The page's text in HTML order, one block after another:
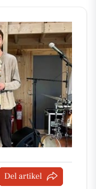
Del artikel